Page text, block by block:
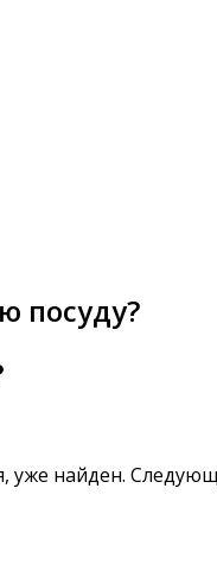
посуду?
уже найден.